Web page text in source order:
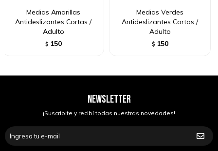
Medias Amarillas
Antideslizantes Cortas /
Adulto
$ 150
Medias Verdes
Antideslizantes Cortas /
Adulto
$ 150
NEWSLETTER
¡Suscribite y recibí todas nuestras novedades!